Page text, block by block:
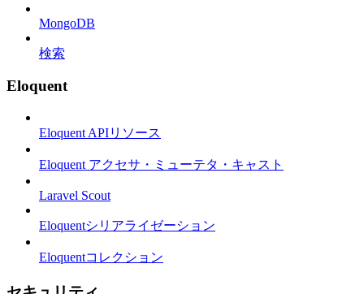
MongoDB
検索
Eloquent
Eloquent APIリソース
Eloquent アクセサ・ミューテタ・キャスト
Laravel Scout
Eloquentシリアライゼーション
Eloquentコレクション